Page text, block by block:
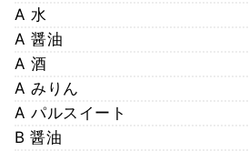
A 水
A 醤油
A 酒
A みりん
A パルスイート
B 醤油